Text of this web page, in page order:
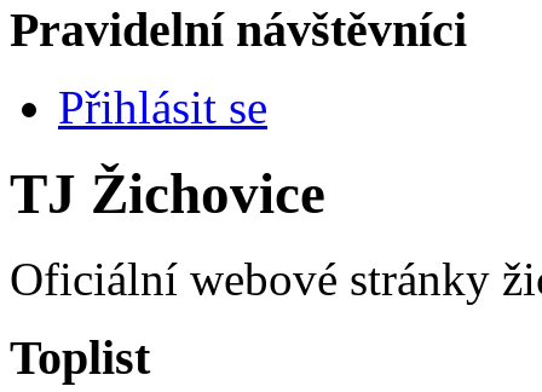
Pravidelní návštěvníci
Přihlásit se
TJ Žichovice
Oficiální webové stránky
Toplist